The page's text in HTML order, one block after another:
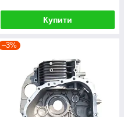
Купити
–3%